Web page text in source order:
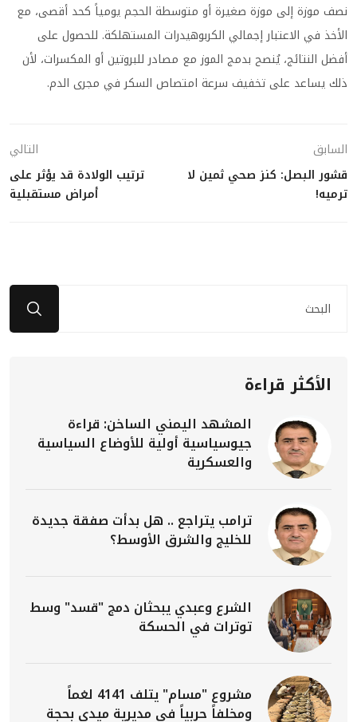
نصف موزة إلى موزة صغيرة أو متوسطة الحجم يومياً كحد أقصى، مع
الأخذ في الاعتبار إجمالي الكربوهيدرات المستهلكة. للحصول على
أفضل النتائج، يُنصح بدمج الموز مع مصادر للبروتين أو المكسرات، لأن
ذلك يساعد على تخفيف سرعة امتصاص السكر في مجرى الدم.
السابق
قشور البصل: كنز صحي ثمين لا
ترميه!
التالي
ترتيب الولادة قد يؤثر على
أمراض مستقبلية
الأكثر قراءة
المشهد اليمني الساخن: قراءة
جيوسياسية أولية للأوضاع السياسية
والعسكرية
ترامب يتراجع .. هل بدأت صفقة جديدة
للخليج والشرق الأوسط؟
الشرع وعبدي يبحثان دمج "قسد" وسط
توترات في الحسكة
مشروع "مسام" يتلف 4141 لغماً
ومخلفاً حربياً في مديرية ميدي بحجة